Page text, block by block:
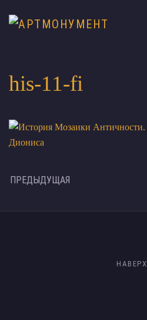
his-11-fi
ПРЕДЫДУЩАЯ
НАВЕРХ